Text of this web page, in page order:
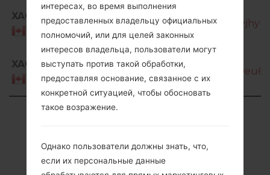
XAC
Canada
SM-
XAC
Canada
Showing 1 to 50 of 50 entries
интересах, во время выполнения
предоставленных владельцу официальных
полномочий, или для целей законных
интересов владельца, пользователи могут
выступать против такой обработки,
предоставляя основание, связанное с их
конкретной ситуацией, чтобы обосновать
такое возражение.
Однако пользователи должны знать, что,
если их персональные данные